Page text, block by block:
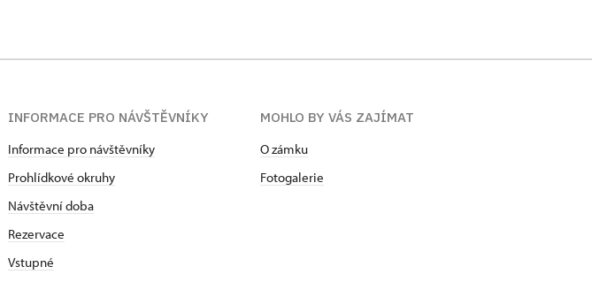
INFORMACE PRO NÁVŠTĚVNÍKY
Informace pro návštěvníky
Prohlídkové okruhy
Návštěvní doba
Rezervace
Vstupné
MOHLO BY VÁS ZAJÍMAT
O zámku
Fotogalerie